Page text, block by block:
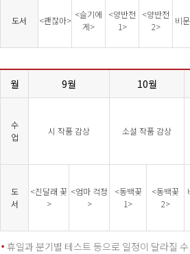
도서 <괜찮아>
<슬기에
게>
<양반전
1>
<양반전
2>
비
월 9월 10월
수
업
시 작품 감상 소설 작품 감상
도
서
<진달래 꽃
>
<엄마 걱정
>
<동백꽃
1>
<동백꽃
2>
휴일과 분기별 테스트 등으로 일정이 달라질